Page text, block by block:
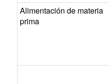
Alimentación de materia
prima